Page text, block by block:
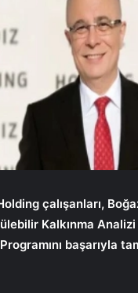
çalışanları,
Kalkınma
başarıyla